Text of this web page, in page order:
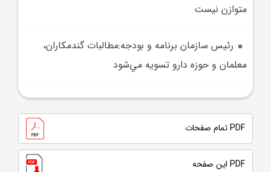
متوازن نیست
رئيس سازمان برنامه و بودجه:مطالبات گندمکاران،
معلمان و حوزه دارو تسويه مي‌شود
PDF تمام صفحات
PDF این صفحه